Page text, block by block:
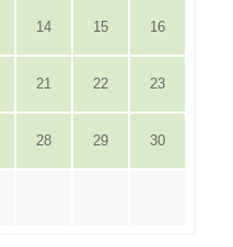
14 15 16
21 22 23
28 29 30